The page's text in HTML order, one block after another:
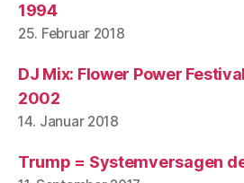
1994
25. Februar 2018
DJ Mix: Flower Power
2002
14. Januar 2018
Trump = Systemversagen